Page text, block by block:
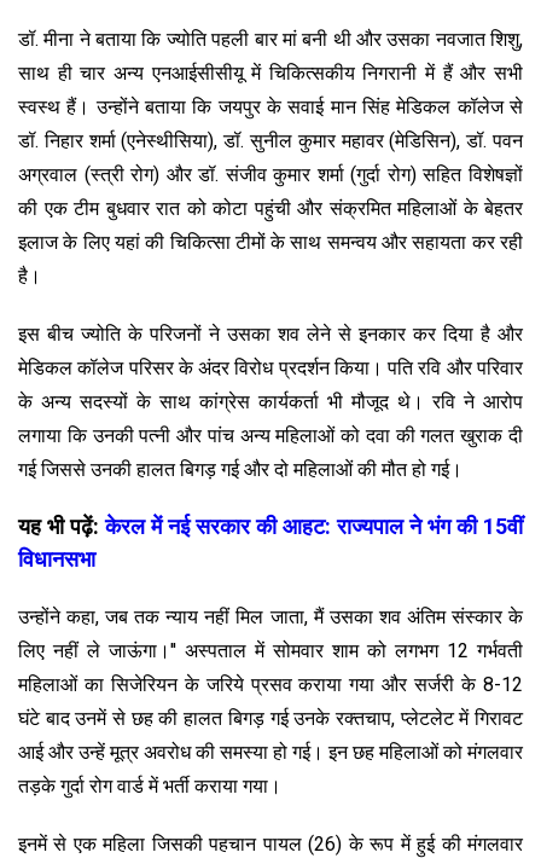
डॉ. मीना ने बताया कि ज्योति पहली बार मां बनी थी और उसका नवजात शिशु,
साथ ही चार अन्य एनआईसीसीयू में चिकित्सकीय निगरानी में हैं और सभी
स्वस्थ हैं। उन्होंने बताया कि जयपुर के सवाई मान सिंह मेडिकल कॉलेज से
डॉ. निहार शर्मा (एनेस्थीसिया), डॉ. सुनील कुमार महावर (मेडिसिन), डॉ. पवन
अग्रवाल (स्त्री रोग) और डॉ. संजीव कुमार शर्मा (गुर्दा रोग) सहित विशेषज्ञों
की एक टीम बुधवार रात को कोटा पहुंची और संक्रमित महिलाओं के बेहतर
इलाज के लिए यहां की चिकित्सा टीमों के साथ समन्वय और सहायता कर रही
है।
इस बीच ज्योति के परिजनों ने उसका शव लेने से इनकार कर दिया है और
मेडिकल कॉलेज परिसर के अंदर विरोध प्रदर्शन किया। पति रवि और परिवार
के अन्य सदस्यों के साथ कांग्रेस कार्यकर्ता भी मौजूद थे। रवि ने आरोप
लगाया कि उनकी पत्नी और पांच अन्य महिलाओं को दवा की गलत खुराक दी
गई जिससे उनकी हालत बिगड़ गई और दो महिलाओं की मौत हो गई।
यह भी पढ़ें:केरल में नई सरकार की आहट: राज्यपाल ने भंग की 15वीं
विधानसभा
उन्होंने कहा, जब तक न्याय नहीं मिल जाता, मैं उसका शव अंतिम संस्कार के
लिए नहीं ले जाऊंगा।'' अस्पताल में सोमवार शाम को लगभग 12 गर्भवती
महिलाओं का सिजेरियन के जरिये प्रसव कराया गया और सर्जरी के 8-12
घंटे बाद उनमें से छह की हालत बिगड़ गई उनके रक्तचाप, प्लेटलेट में गिरावट
आई और उन्हें मूत्र अवरोध की समस्या हो गई। इन छह महिलाओं को मंगलवार
तड़के गुर्दा रोग वार्ड में भर्ती कराया गया।
इनमें से एक महिला जिसकी पहचान पायल (26) के रूप में हुई की मंगलवार